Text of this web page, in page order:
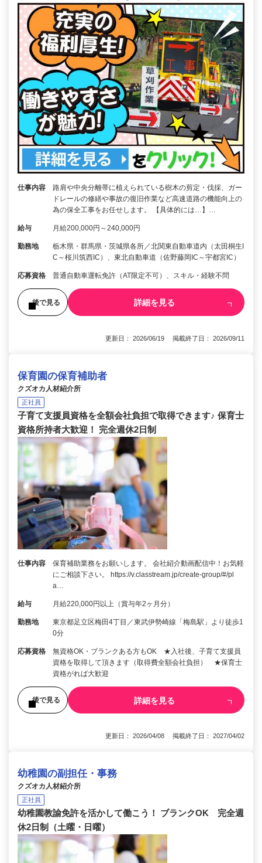
仕事内容
路肩や中央分離帯に植えられている樹木の剪定・伐採、ガー
ドレールの修繕や事故の復旧作業など高速道路の機能向上の
為の保全工事をお任せします。 【具体的には…】…
給与 月給200,000円～240,000円
勤務地
栃木県・群馬県・茨城県各所／北関東自動車道内（太田桐生I
C～桜川筑西IC）、東北自動車道（佐野藤岡IC～宇都宮IC）
応募資格 普通自動車運転免許（AT限定不可）、スキル・経験不問
後で見る 詳細を見る
更新日： 2026/06/19 掲載終了日： 2026/09/11
保育園の保育補助者
クズオカ人材紹介所
正社員
子育て支援員資格を全額会社負担で取得できます♪ 保育士
資格所持者大歓迎！ 完全週休2日制
仕事内容
保育補助業務をお願いします。 会社紹介動画配信中！お気軽
にご相談下さい。 https://v.classtream.jp/create-group/#/pl
a…
給与 月給220,000円以上（賞与年2ヶ月分）
勤務地
東京都足立区梅田4丁目／東武伊勢崎線「梅島駅」より徒歩1
0分
応募資格
無資格OK・ブランクある方もOK ★入社後、子育て支援員
資格を取得して頂きます（取得費全額会社負担） ★保育士
資格がれば大歓迎
後で見る 詳細を見る
更新日： 2026/04/08 掲載終了日： 2027/04/02
幼稚園の副担任・事務
クズオカ人材紹介所
正社員
幼稚園教諭免許を活かして働こう！ ブランクOK 完全週
休2日制（土曜・日曜）